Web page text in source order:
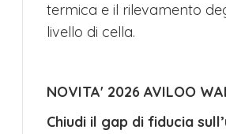
termica e il rilevamento
livello di cella.
NOVITA' 2026 AVILOO
Chiudi il gap di fiducia